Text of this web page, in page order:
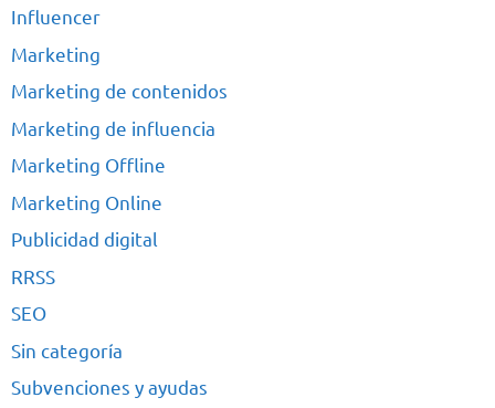
Influencer
Marketing
Marketing de contenidos
Marketing de influencia
Marketing Offline
Marketing Online
Publicidad digital
RRSS
SEO
Sin categoría
Subvenciones y ayudas